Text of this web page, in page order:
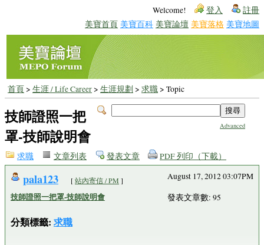
Welcome! 登入 註冊
美寶首頁 美寶百科 美寶論壇 美寶落格 美寶地圖
首頁> 生涯 / Life Career> 生涯規劃 > 求職> Topic
Advanced
技師證照一把
罩-技師說明會
求職 文章列表 發表文章 PDF 列印（下載）
pala123 [站內寄信 / PM ]
技師證照一把罩-技師說明會
分類標籤: 求職
August 17, 2012 03:07PM
發表文章數: 95